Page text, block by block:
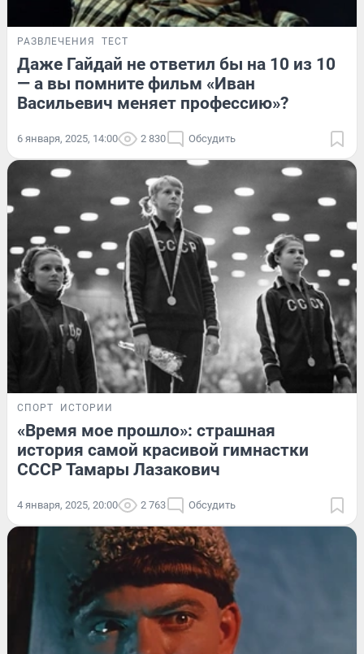
РАЗВЛЕЧЕНИЯ ТЕСТ
Даже Гайдай не ответил бы на 10 из 10
— а вы помните фильм «Иван
Васильевич меняет профессию»?
6 января, 2025, 14:00 2 830 Обсудить
СПОРТ ИСТОРИИ
«Время мое прошло»: страшная
история самой красивой гимнастки
СССР Тамары Лазакович
4 января, 2025, 20:00 2 763 Обсудить